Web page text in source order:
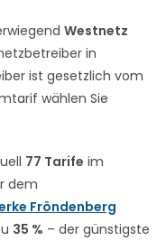
Westnetz
in
ist gesetzlich vom
wählen Sie
77 Tarife im
dem
Fröndenberg
35 % – der günstigste